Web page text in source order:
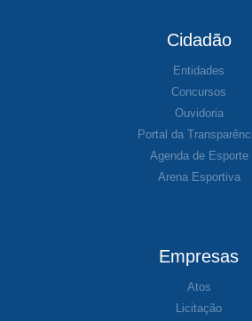
Cidadão
Entidades
Concursos
Ouvidoria
Portal da
Agenda de Esporte
Arena Esportiva
Empresas
Atos
Licitação